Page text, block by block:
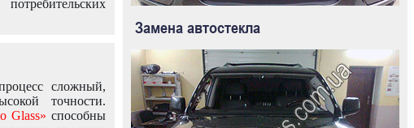
сложный,
точности.
Glass» способны
Замена автостекла